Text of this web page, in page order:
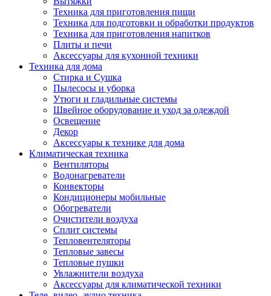
Техника для приготовления пищи
Техника для подготовки и обработки продуктов
Техника для приготовления напитков
Плиты и печи
Аксессуары для кухонной техники
Техника для дома
Стирка и Сушка
Пылесосы и уборка
Утюги и гладильные системы
Швейное оборудование и уход за одеждой
Освещение
Декор
Аксессуары к технике для дома
Климатическая техника
Вентиляторы
Водонагреватели
Конвекторы
Кондиционеры мобильные
Обогреватели
Очистители воздуха
Сплит системы
Тепловентеляторы
Тепловые завесы
Тепловые пушки
Увлажнители воздуха
Аксессуары для климатической техники